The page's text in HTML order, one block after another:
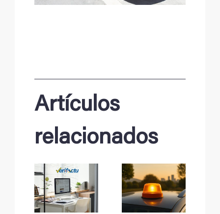
Artículos
relacionados